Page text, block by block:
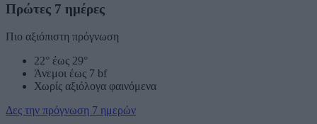
Πρώτες 7 ημέρες
Πιο αξιόπιστη πρόγνωση
22° έως 29°
Άνεμοι έως 7 bf
Χωρίς αξιόλογα φαινόμενα
Δες την πρόγνωση 7 ημερών